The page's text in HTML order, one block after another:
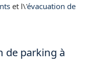
et l\'évacuation de
de parking à